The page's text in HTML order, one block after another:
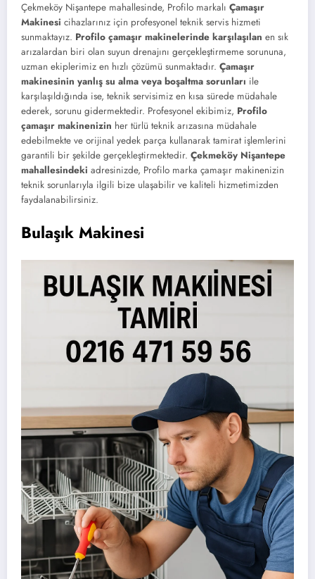
Çekmeköy Nişantepe mahallesinde, Profilo markalı Çamaşır
Makinesi cihazlarınız için profesyonel teknik servis hizmeti
sunmaktayız. Profilo çamaşır makinelerinde karşılaşılan en sık
arızalardan biri olan suyun drenajını gerçekleştirmeme sorununa,
uzman ekiplerimiz en hızlı çözümü sunmaktadır. Çamaşır
makinesinin yanlış su alma veya boşaltma sorunları ile
karşılaşıldığında ise, teknik servisimiz en kısa sürede müdahale
ederek, sorunu gidermektedir. Profesyonel ekibimiz, Profilo
çamaşır makinenizin her türlü teknik arızasına müdahale
edebilmekte ve orijinal yedek parça kullanarak tamirat işlemlerini
garantili bir şekilde gerçekleştirmektedir. Çekmeköy Nişantepe
mahallesindeki adresinizde, Profilo marka çamaşır makinenizin
teknik sorunlarıyla ilgili bize ulaşabilir ve kaliteli hizmetimizden
faydalanabilirsiniz.
Bulaşık Makinesi